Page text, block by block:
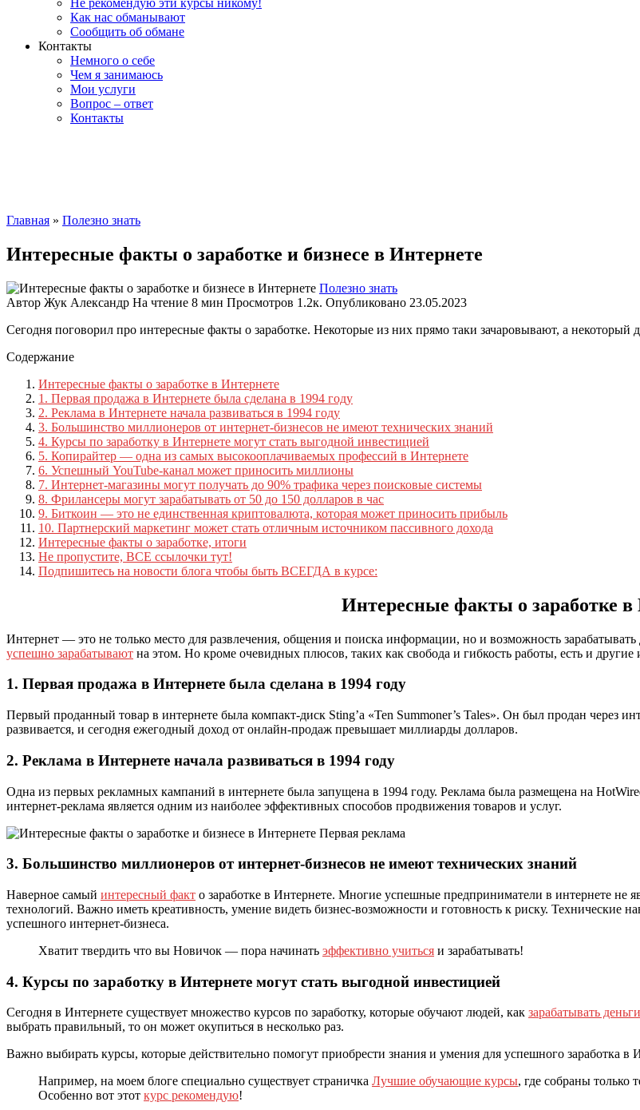
Не рекомендую эти курсы никому!
Как нас обманывают
Сообщить об обмане
Контакты
Немного о себе
Чем я занимаюсь
Мои услуги
Вопрос – ответ
Контакты
Главная » Полезно знать
Интересные факты о заработке и бизнесе в Интернете
Полезно знать
Автор Жук Александр На чтение 8 мин Просмотров 1.2к. Опубликовано 23.05.2023
Сегодня поговорил про интересные факты о заработке. Некоторые из них прямо таки зачаровывают, а некоторый
Содержание
Интересные факты о заработке в Интернете
1. Первая продажа в Интернете была сделана в 1994 году
2. Реклама в Интернете начала развиваться в 1994 году
3. Большинство миллионеров от интернет-бизнесов не имеют технических знаний
4. Курсы по заработку в Интернете могут стать выгодной инвестицией
5. Копирайтер — одна из самых высокооплачиваемых профессий в Интернете
6. Успешный YouTube-канал может приносить миллионы
7. Интернет-магазины могут получать до 90% трафика через поисковые системы
8. Фрилансеры могут зарабатывать от 50 до 150 долларов в час
9. Биткоин — это не единственная криптовалюта, которая может приносить прибыль
10. Партнерский маркетинг может стать отличным источником пассивного дохода
Интересные факты о заработке, итоги
Не пропустите, ВСЕ ссылочки тут!
Подпишитесь на новости блога чтобы быть ВСЕГДА в курсе:
Интересные факты о заработке в
Интернет — это не только место для развлечения, общения и поиска информации, но и возможность
успешно зарабатывают на этом. Но кроме очевидных плюсов, таких как свобода и гибкость работы, есть и другие
1. Первая продажа в Интернете была сделана в 1994 году
Первый проданный товар в интернете была компакт-диск Sting’a «Ten Summoner’s Tales». Он был продан через
развивается, и сегодня ежегодный доход от онлайн-продаж превышает миллиарды долларов.
2. Реклама в Интернете начала развиваться в 1994 году
Одна из первых рекламных кампаний в интернете была запущена в 1994 году. Реклама была размещена на
интернет-реклама является одним из наиболее эффективных способов продвижения товаров и услуг.
3. Большинство миллионеров от интернет-бизнесов не имеют технических знаний
Наверное самый интересный факт о заработке в Интернете. Многие успешные предприниматели в интернете
технологий. Важно иметь креативность, умение видеть бизнес-возможности и готовность к риску. Технические
успешного интернет-бизнеса.
Хватит твердить что вы Новичок — пора начинать эффективно учиться и зарабатывать!
4. Курсы по заработку в Интернете могут стать выгодной инвестицией
Сегодня в Интернете существует множество курсов по заработку, которые обучают людей, как зарабатывать
выбрать правильный, то он может окупиться в несколько раз.
Важно выбирать курсы, которые действительно помогут приобрести знания и умения для успешного заработка в
Например, на моем блоге специально существует страничка Лучшие обучающие курсы, где собраны только
Особенно вот этот курс рекомендую!